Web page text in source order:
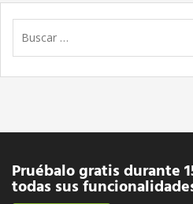
Pruébalo gratis durante
todas sus